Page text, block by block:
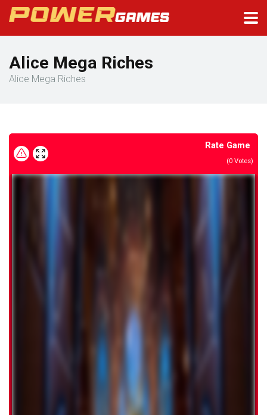
Alice Mega Riches
Alice Mega Riches
Rate Game
(0 Votes)